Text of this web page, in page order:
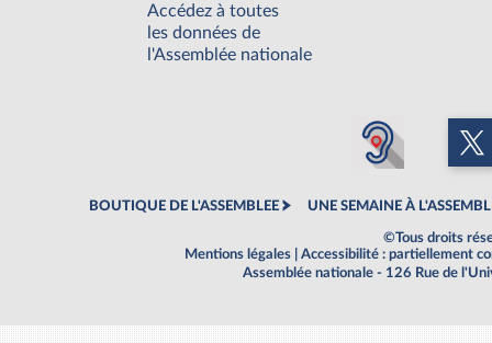
Accédez à toutes
les données de
l'Assemblée nationale
BOUTIQUE DE L'ASSEMBLEE UNE SEMAINE À
©Tous droits
Mentions légales
Accessibilité : partiellement
Assemblée nationale - 126 Rue de